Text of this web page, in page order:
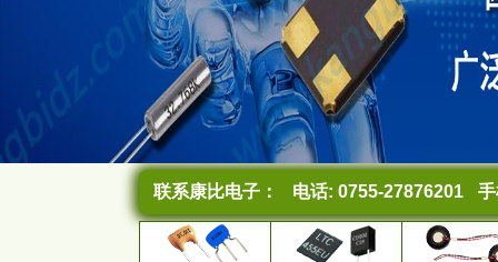
联系康比电子： 电话: 0755-27876201